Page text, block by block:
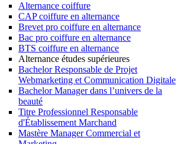
Alternance coiffure
CAP coiffure en alternance
Brevet pro coiffure en alternance
Bac pro coiffure en alternance
BTS coiffure en alternance
Alternance études supérieures
Bachelor Responsable de Projet
Webmarketing et Communication Digitale
Bachelor Manager dans l’univers de la
beauté
Titre Professionnel Responsable
d'Établissement Marchand
Mastère Manager Commercial et